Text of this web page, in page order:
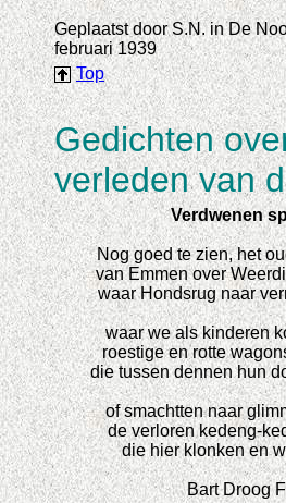
Geplaatst door S.N. in De
februari 1939
Top
Gedichten
verleden van
Verdwenen
Nog goed te zien, het
van Emmen over
waar Hondsrug naar
waar we als kinderen
roestige en rotte
die tussen dennen hun
of smachtten naar
de verloren kedeng-
die hier klonken en
Bart Droog